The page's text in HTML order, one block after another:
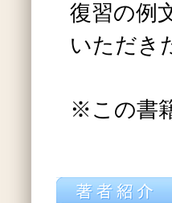
復習の例
いただき
※この書